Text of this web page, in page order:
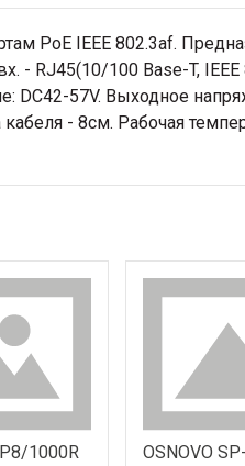
PoE IEEE 802.3af.
- RJ45(10/100 Base-T, IEEE
DC42-57V. Выходное
- 8см. Рабочая
1000R
OSNOVO SP-